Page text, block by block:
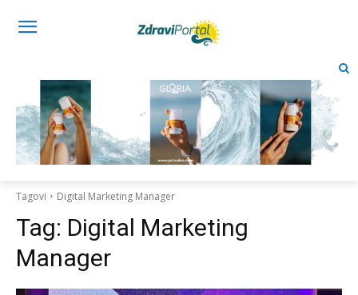
Tagovi Digital Marketing Manager
Tag: Digital Marketing
Manager